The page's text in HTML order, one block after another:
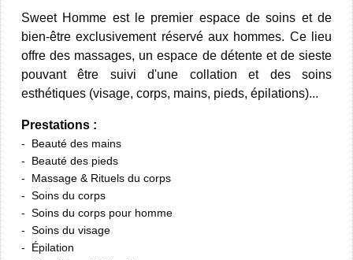
Sweet Homme est le premier espace de soins et de
bien-être exclusivement réservé aux hommes. Ce lieu
offre des massages, un espace de détente et de sieste
pouvant être suivi d'une collation et des soins
esthétiques (visage, corps, mains, pieds, épilations)...
Prestations :
Beauté des mains
Beauté des pieds
Massage & Rituels du corps
Soins du corps
Soins du corps pour homme
Soins du visage
Épilation